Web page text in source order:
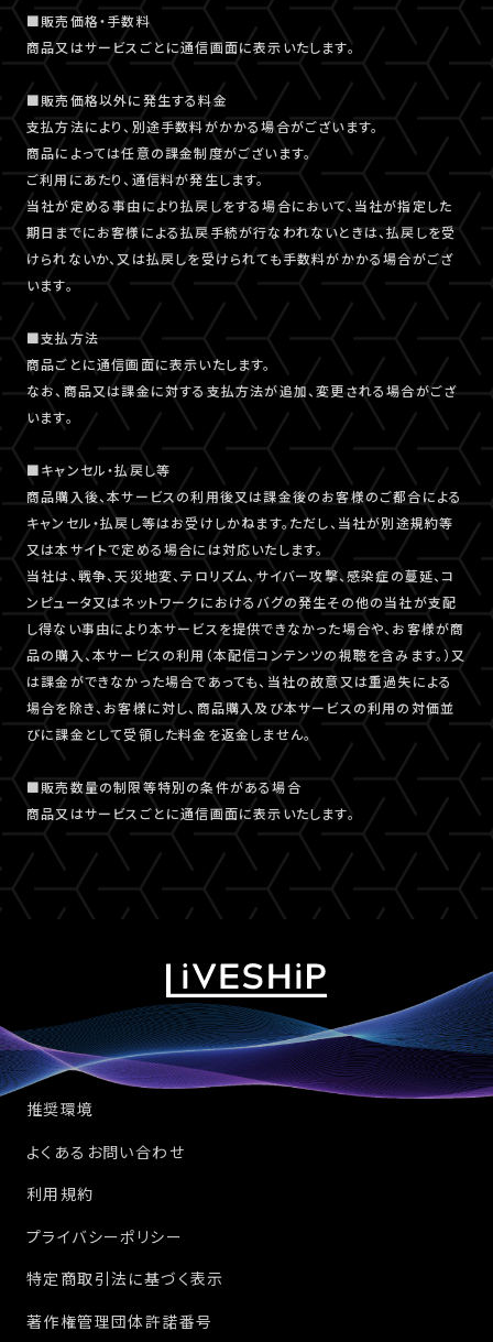
■販売価格・手数料
商品又はサービスごとに通信画面に表示いたします。
■販売価格以外に発生する料金
支払方法により、別途手数料がかかる場合がございます。
商品によっては任意の課金制度がございます。
ご利用にあたり、通信料が発生します。
当社が定める事由により払戻しをする場合において、当社が指定した
期日までにお客様による払戻手続が行なわれないときは、払戻しを受
けられないか、又は払戻しを受けられても手数料がかかる場合がござ
います。
■支払方法
商品ごとに通信画面に表示いたします。
なお、商品又は課金に対する支払方法が追加、変更される場合がござ
います。
■キャンセル・払戻し等
商品購入後、本サービスの利用後又は課金後のお客様のご都合による
キャンセル・払戻し等はお受けしかねます。ただし、当社が別途規約等
又は本サイトで定める場合には対応いたします。
当社は、戦争、天災地変、テロリズム、サイバー攻撃、感染症の蔓延、コ
ンピュータ又はネットワークにおけるバグの発生その他の当社が支配
し得ない事由により本サービスを提供できなかった場合や、お客様が商
品の購入、本サービスの利用（本配信コンテンツの視聴を含みます。）又
は課金ができなかった場合であっても、当社の故意又は重過失による
場合を除き、お客様に対し、商品購入及び本サービスの利用の対価並
びに課金として受領した料金を返金しません。
■販売数量の制限等特別の条件がある場合
商品又はサービスごとに通信画面に表示いたします。
推奨環境
よくあるお問い合わせ
利用規約
プライバシーポリシー
特定商取引法に基づく表示
著作権管理団体許諾番号